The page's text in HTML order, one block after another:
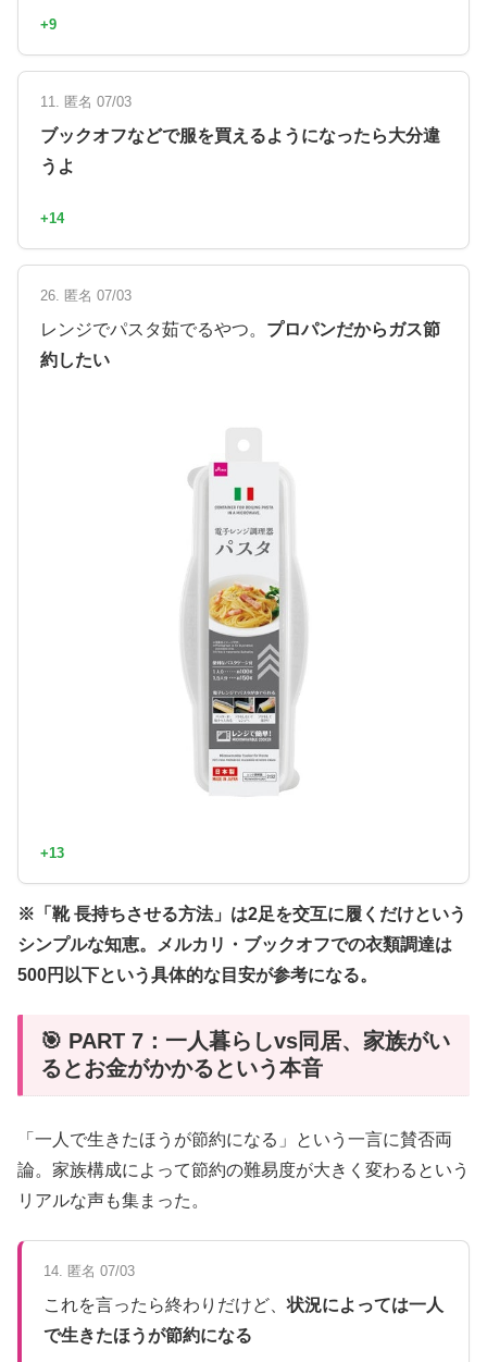
+9
11. 匿名 07/03
ブックオフなどで服を買えるようになったら大分違
うよ
+14
26. 匿名 07/03
レンジでパスタ茹でるやつ。 プロパンだからガス節
約したい
+13
※「靴 長持ちさせる方法」は2足を交互に履くだけという
シンプルな知恵。メルカリ・ブックオフでの衣類調達は
500円以下という具体的な目安が参考になる。
🎯 PART 7：一人暮らしvs同居、家族がい
るとお金がかかるという本音
「一人で生きたほうが節約になる」という一言に賛否両
論。家族構成によって節約の難易度が大きく変わるという
リアルな声も集まった。
14. 匿名 07/03
これを言ったら終わりだけど、状況によっては一人
で生きたほうが節約になる